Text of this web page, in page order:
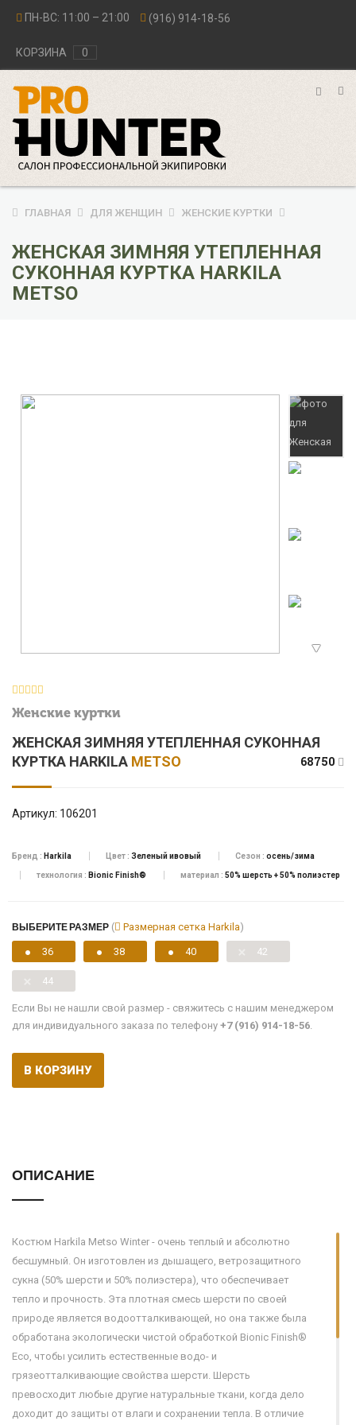
ПН-ВС: 11:00 – 21:00 (916) 914-18-56
КОРЗИНА 0
ГЛАВНАЯ ДЛЯ ЖЕНЩИН ЖЕНСКИЕ КУРТКИ
ЖЕНСКАЯ ЗИМНЯЯ УТЕПЛЕННАЯ
СУКОННАЯ КУРТКА HARKILA
METSO
Женские куртки
ЖЕНСКАЯ ЗИМНЯЯ УТЕПЛЕННАЯ СУКОННАЯ
КУРТКА HARKILA METSO 68750
Артикул: 106201
Бренд : Harkila Цвет : Зеленый ивовый Сезон : осень/зима
технология : Bionic Finish® материал : 50% шерсть + 50% полиэстер
ВЫБЕРИТЕ РАЗМЕР ( Размерная сетка Harkila)
36 38 40 42
44
Если Вы не нашли свой размер - свяжитесь с нашим менеджером
для индивидуального заказа по телефону +7 (916) 914-18-56.
В КОРЗИНУ
ОПИСАНИЕ
Костюм Harkila Metso Winter - очень теплый и абсолютно
бесшумный. Он изготовлен из дышащего, ветрозащитного
сукна (50% шерсти и 50% полиэстера), что обеспечивает
тепло и прочность. Эта плотная смесь шерсти по своей
природе является водоотталкивающей, но она также была
обработана экологически чистой обработкой Bionic Finish®
Eco, чтобы усилить естественные водо- и
грязеотталкивающие свойства шерсти. Шерсть
превосходит любые другие натуральные ткани, когда дело
доходит до защиты от влаги и сохранении тепла. В отличие